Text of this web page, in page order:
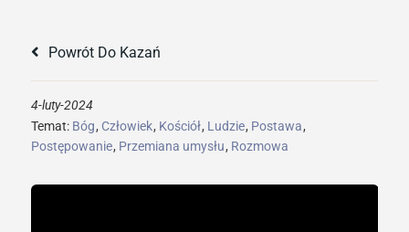
Powrót Do Kazań
4-luty-2024
Temat: Bóg, Człowiek, Kościół, Ludzie, Postawa,
Postępowanie, Przemiana umysłu, Rozmowa